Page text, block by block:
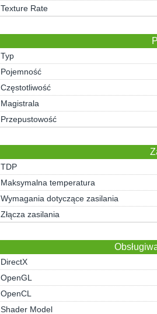
Texture Rate
Typ
Pojemność
Częstotliwość
Magistrala
Przepustowość
TDP
Maksymalna temperatura
Wymagania dotyczące zasilania
Złącza zasilania
DirectX
OpenGL
OpenCL
Shader Model